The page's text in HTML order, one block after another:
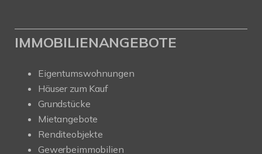
IMMOBILIENANGEBOTE
Eigentumswohnungen
Häuser zum Kauf
Grundstücke
Mietangebote
Renditeobjekte
Gewerbeimmobilien